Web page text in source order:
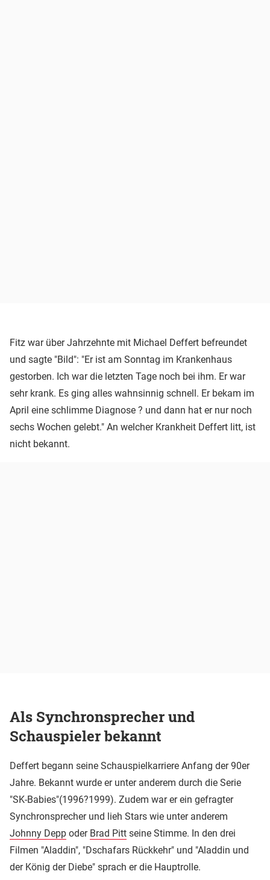
Fitz war über Jahrzehnte mit Michael Deffert befreundet
und sagte "Bild": "Er ist am Sonntag im Krankenhaus
gestorben. Ich war die letzten Tage noch bei ihm. Er war
sehr krank. Es ging alles wahnsinnig schnell. Er bekam im
April eine schlimme Diagnose ? und dann hat er nur noch
sechs Wochen gelebt." An welcher Krankheit Deffert litt, ist
nicht bekannt.
Als Synchronsprecher und
Schauspieler bekannt
Deffert begann seine Schauspielkarriere Anfang der 90er
Jahre. Bekannt wurde er unter anderem durch die Serie
"SK-Babies"(1996?1999). Zudem war er ein gefragter
Synchronsprecher und lieh Stars wie unter anderem
Johnny Depp oder Brad Pitt seine Stimme. In den drei
Filmen "Aladdin", "Dschafars Rückkehr" und "Aladdin und
der König der Diebe" sprach er die Hauptrolle.